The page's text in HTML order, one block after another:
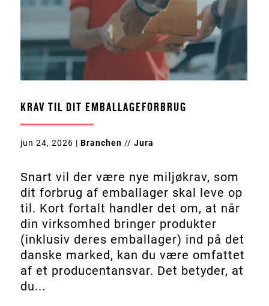
KRAV TIL DIT EMBALLAGEFORBRUG
jun 24, 2026 | Branchen // Jura
Snart vil der være nye miljøkrav, som
dit forbrug af emballager skal leve op
til. Kort fortalt handler det om, at når
din virksomhed bringer produkter
(inklusiv deres emballager) ind på det
danske marked, kan du være omfattet
af et producentansvar. Det betyder, at
du...